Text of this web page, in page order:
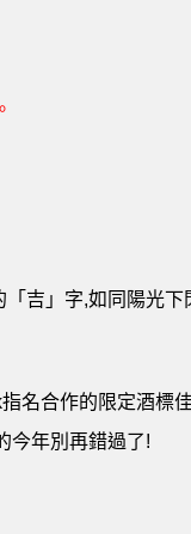
吉」字,如同陽光
名合作的限定酒標
今年別再錯過了!